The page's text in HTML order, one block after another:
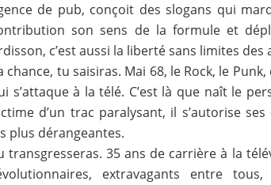
de pub, conçoit des slogans qui
son sens de la formule et
c’est aussi la liberté sans limites des
chance, tu saisiras. Mai 68, le Rock, le
s’attaque à la télé. C’est là que naît le
d’un trac paralysant, il s’autorise
plus dérangeantes.
transgresseras. 35 ans de carrière à la
extravagants entre